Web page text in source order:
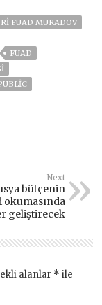
FUAD MURADOV
FUAD
Next
bütçenin
geliştirecek
alanlar * ile